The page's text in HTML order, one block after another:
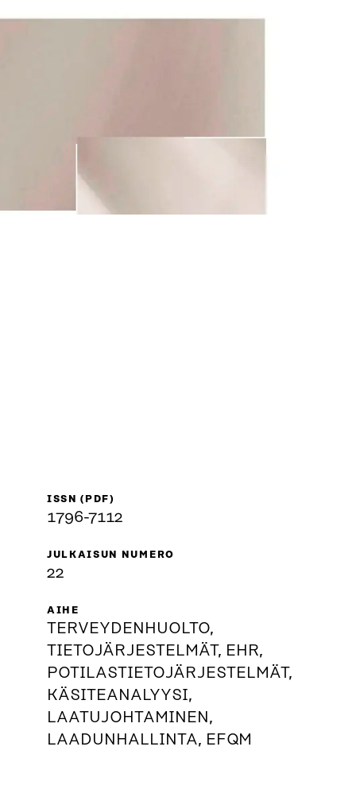
ISSN (PDF)
1796-7112
JULKAISUN NUMERO
22
AIHE
TERVEYDENHUOLTO,
TIETOJÄRJESTELMÄT, EHR,
POTILASTIETOJÄRJESTELMÄT,
KÄSITEANALYYSI,
LAATUJOHTAMINEN,
LAADUNHALLINTA, EFQM